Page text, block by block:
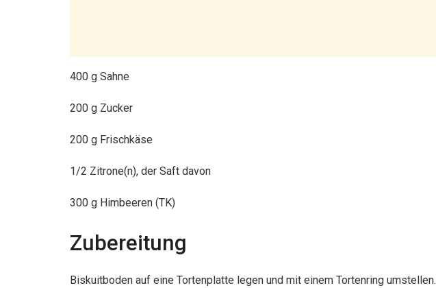
400 g Sahne
200 g Zucker
200 g Frischkäse
1/2 Zitrone(n), der Saft davon
300 g Himbeeren (TK)
Zubereitung
Biskuitboden auf eine Tortenplatte legen und mit einem Tortenring umstellen.